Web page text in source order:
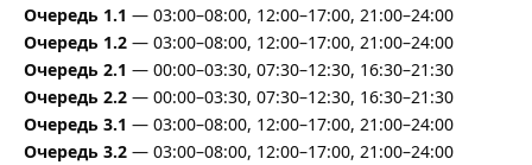
Очередь 1.1 — 03:00–08:00, 12:00–17:00, 21:00–24:00
Очередь 1.2 — 03:00–08:00, 12:00–17:00, 21:00–24:00
Очередь 2.1 — 00:00–03:30, 07:30–12:30, 16:30–21:30
Очередь 2.2 — 00:00–03:30, 07:30–12:30, 16:30–21:30
Очередь 3.1 — 03:00–08:00, 12:00–17:00, 21:00–24:00
Очередь 3.2 — 03:00–08:00, 12:00–17:00, 21:00–24:00